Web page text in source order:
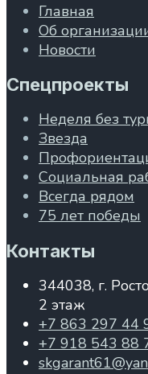
Главная
Об
Новости
Спецпроекты
Неделя без
Звезда
Социальная
Всегда рядом
75 лет победы
Контакты
344038, г.
2 этаж
+7 863 297 44
+7 918 543 88